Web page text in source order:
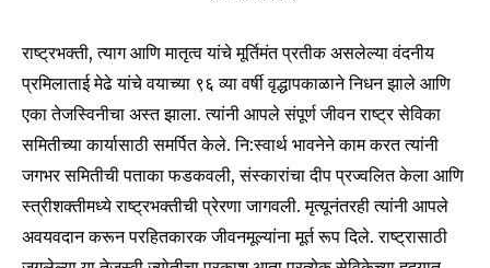
राष्ट्रभक्ती, त्याग आणि मातृत्व यांचे मूर्तिमंत प्रतीक असलेल्या वंदनीय
प्रमिलाताई मेढे यांचे वयाच्या ९६ व्या वर्षी वृद्धापकाळाने निधन झाले आणि
एका तेजस्विनीचा अस्त झाला. त्यांनी आपले संपूर्ण जीवन राष्ट्र सेविका
समितीच्या कार्यासाठी समर्पित केले. नि:स्वार्थ भावनेने काम करत त्यांनी
जगभर समितीची पताका फडकवली, संस्कारांचा दीप प्रज्वलित केला आणि
स्त्रीशक्तीमध्ये राष्ट्रभक्तीची प्रेरणा जागवली. मृत्यूनंतरही त्यांनी आपले
अवयवदान करून परहितकारक जीवनमूल्यांना मूर्त रूप दिले. राष्ट्रासाठी